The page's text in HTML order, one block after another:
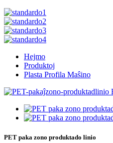
Hejmo
Produktoj
Plasta Profila Maŝino
PET paka zono produktado linio